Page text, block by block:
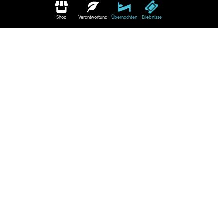
Shop Verantwortung Übernachten Erlebnisse